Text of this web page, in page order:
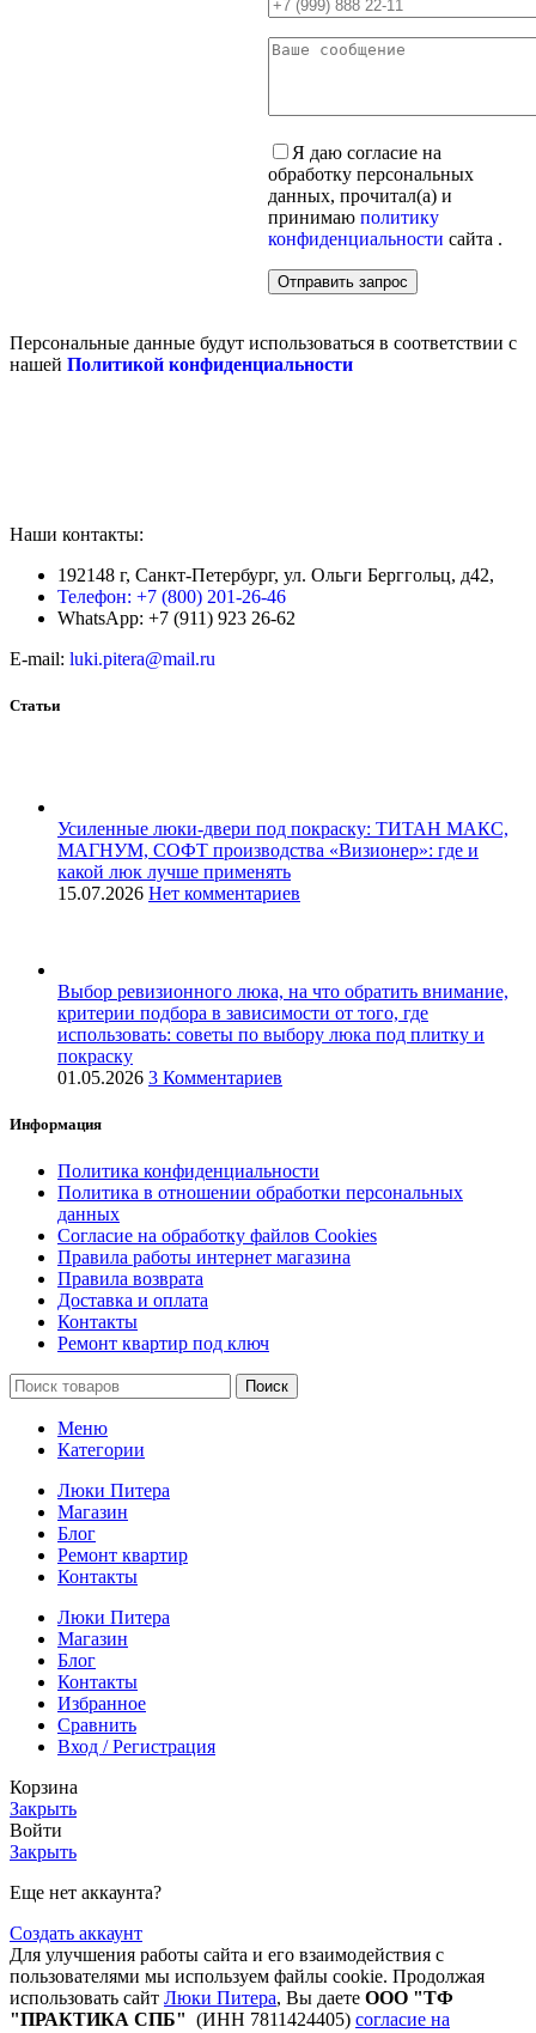
Я даю согласие на
обработку персональных
данных, прочитал(а) и
принимаю политику
конфиденциальности сайта .
Персональные данные будут использоваться в соответствии с
нашей Политикой конфиденциальности
Наши контакты:
192148 г, Санкт-Петербург, ул. Ольги Берггольц, д42,
Телефон: +7 (800) 201-26-46
WhatsApp: +7 (911) 923 26-62
E-mail: luki.pitera@mail.ru
Статьи
Усиленные люки-двери под покраску: ТИТАН МАКС,
МАГНУМ, СОФТ производства «Визионер»: где и
какой люк лучше применять
15.07.2026 Нет комментариев
Выбор ревизионного люка, на что обратить внимание,
критерии подбора в зависимости от того, где
использовать: советы по выбору люка под плитку и
покраску
01.05.2026 3 Комментариев
Информация
Политика конфиденциальности
Политика в отношении обработки персональных
данных
Согласие на обработку файлов Cookies
Правила работы интернет магазина
Правила возврата
Доставка и оплата
Контакты
Ремонт квартир под ключ
Поиск
Меню
Категории
Люки Питера
Магазин
Блог
Ремонт квартир
Контакты
Люки Питера
Магазин
Блог
Контакты
Избранное
Сравнить
Вход / Регистрация
Корзина
Закрыть
Войти
Закрыть
Еще нет аккаунта?
Создать аккаунт
Для улучшения работы сайта и его взаимодействия с
пользователями мы используем файлы cookie. Продолжая
использовать сайт Люки Питера, Вы даете ООО "ТФ
"ПРАКТИКА СПБ" (ИНН 7811424405) согласие на